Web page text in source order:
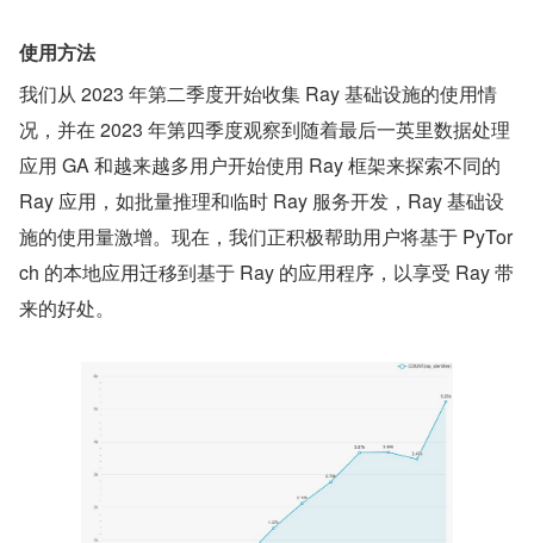
使用方法
我们从 2023 年第二季度开始收集 Ray 基础设施的使用情
况，并在 2023 年第四季度观察到随着最后一英里数据处理
应用 GA 和越来越多用户开始使用 Ray 框架来探索不同的
Ray 应用，如批量推理和临时 Ray 服务开发，Ray 基础设
施的使用量激增。现在，我们正积极帮助用户将基于 PyTor
ch 的本地应用迁移到基于 Ray 的应用程序，以享受 Ray 带
来的好处。